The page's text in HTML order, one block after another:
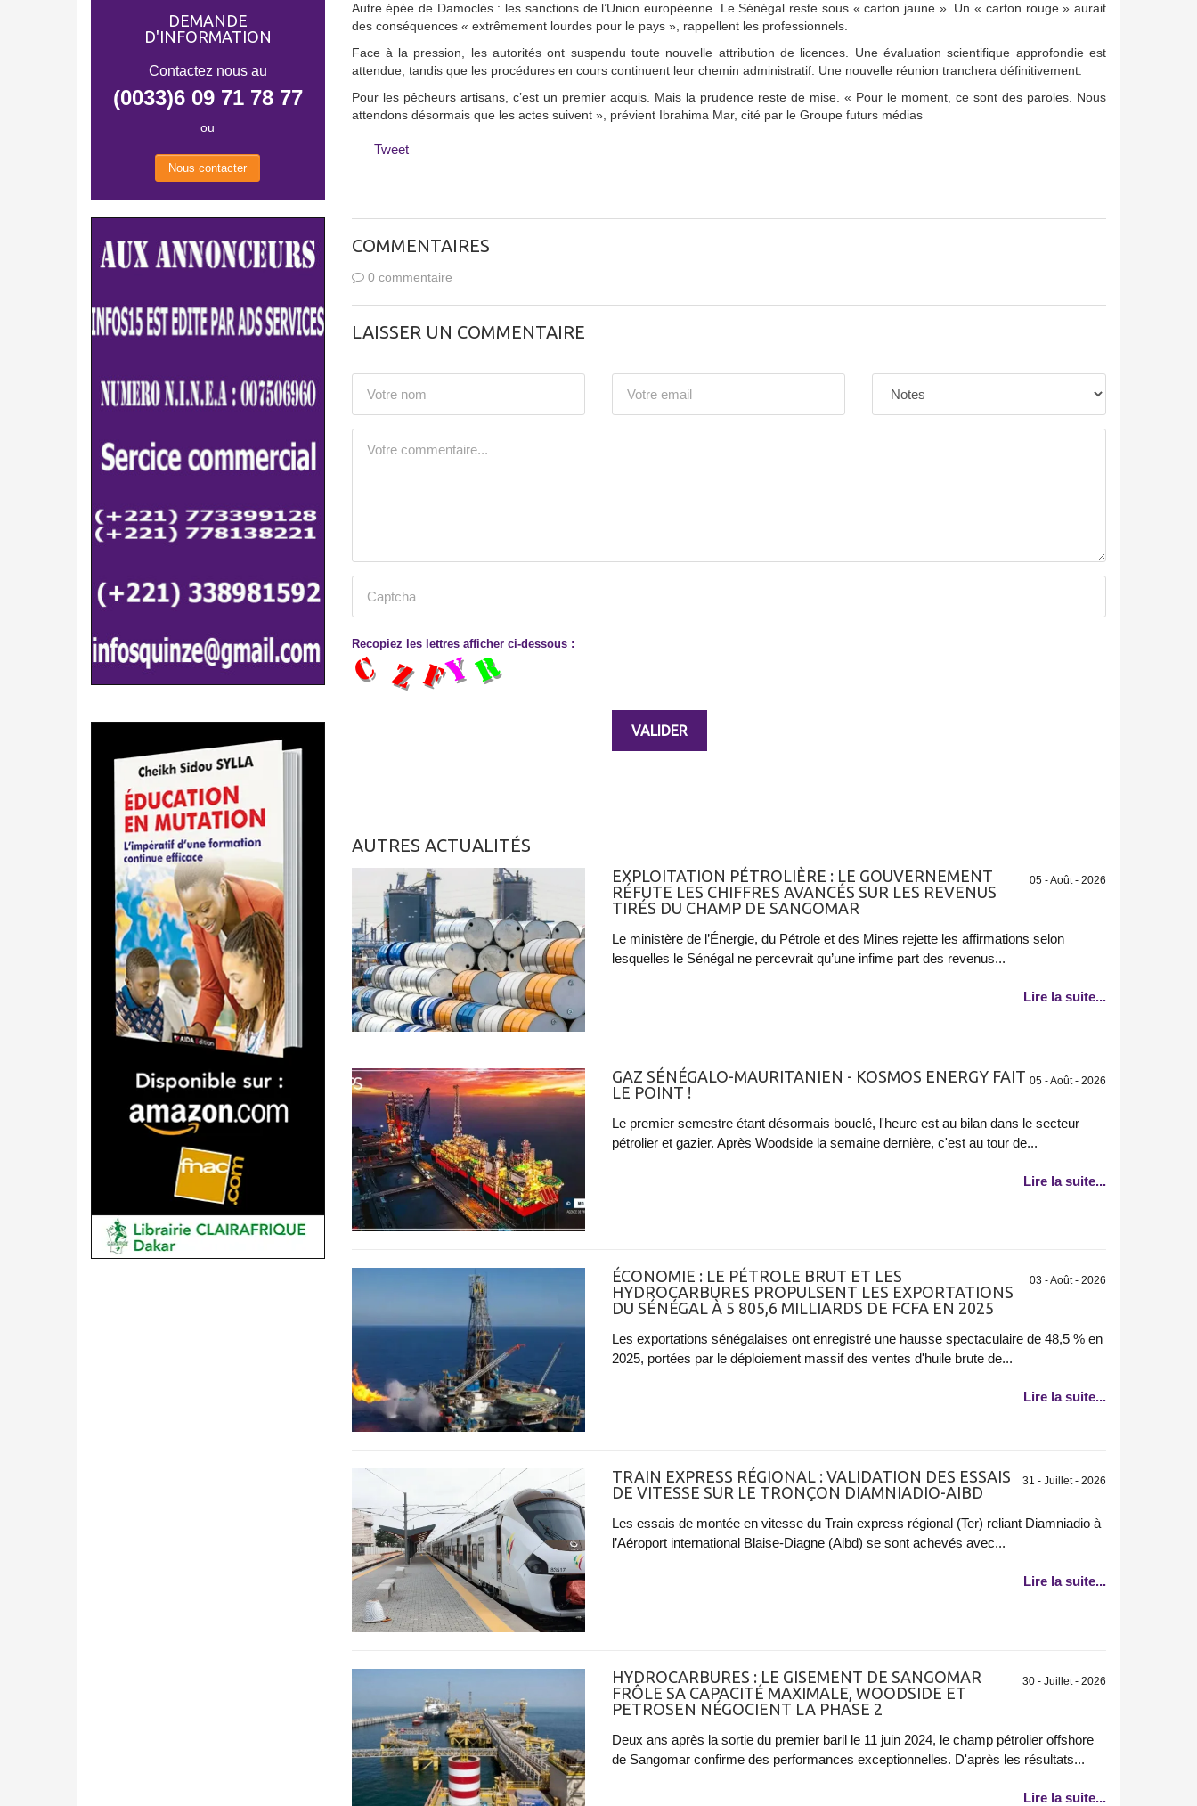
Autre épée de Damoclès : les sanctions de l’Union européenne. Le Sénégal reste sous « carton jaune ». Un « carton rouge » aurait
des conséquences « extrêmement lourdes pour le pays », rappellent les professionnels.
Face à la pression, les autorités ont suspendu toute nouvelle attribution de licences. Une évaluation scientifique approfondie est
attendue, tandis que les procédures en cours continuent leur chemin administratif. Une nouvelle réunion tranchera définitivement.
Pour les pêcheurs artisans, c’est un premier acquis. Mais la prudence reste de mise. « Pour le moment, ce sont des paroles. Nous
attendons désormais que les actes suivent », prévient Ibrahima Mar, cité par le Groupe futurs médias
Tweet
COMMENTAIRES
0 commentaire
LAISSER UN COMMENTAIRE
Recopiez les lettres afficher ci-dessous :
AUTRES ACTUALITÉS
05 - Août - 2026
EXPLOITATION PÉTROLIÈRE : LE GOUVERNEMENT
RÉFUTE LES CHIFFRES AVANCÉS SUR LES REVENUS
TIRÉS DU CHAMP DE SANGOMAR
Le ministère de l’Énergie, du Pétrole et des Mines rejette les affirmations selon
lesquelles le Sénégal ne percevrait qu’une infime part des revenus...
Lire la suite...
05 - Août - 2026
GAZ SÉNÉGALO-MAURITANIEN - KOSMOS ENERGY FAIT
LE POINT !
Le premier semestre étant désormais bouclé, l'heure est au bilan dans le secteur
pétrolier et gazier. Après Woodside la semaine dernière, c'est au tour de...
Lire la suite...
03 - Août - 2026
ÉCONOMIE : LE PÉTROLE BRUT ET LES
HYDROCARBURES PROPULSENT LES EXPORTATIONS
DU SÉNÉGAL À 5 805,6 MILLIARDS DE FCFA EN 2025
Les exportations sénégalaises ont enregistré une hausse spectaculaire de 48,5 % en
2025, portées par le déploiement massif des ventes d'huile brute de...
Lire la suite...
31 - Juillet - 2026
TRAIN EXPRESS RÉGIONAL : VALIDATION DES ESSAIS
DE VITESSE SUR LE TRONÇON DIAMNIADIO-AIBD
Les essais de montée en vitesse du Train express régional (Ter) reliant Diamniadio à
l’Aéroport international Blaise-Diagne (Aibd) se sont achevés avec...
Lire la suite...
30 - Juillet - 2026
HYDROCARBURES : LE GISEMENT DE SANGOMAR
FRÔLE SA CAPACITÉ MAXIMALE, WOODSIDE ET
PETROSEN NÉGOCIENT LA PHASE 2
Deux ans après la sortie du premier baril le 11 juin 2024, le champ pétrolier offshore
de Sangomar confirme des performances exceptionnelles. D'après les résultats...
Lire la suite...
DEMANDE
D'INFORMATION
Contactez nous au
(0033)6 09 71 78 77
ou
Nous contacter